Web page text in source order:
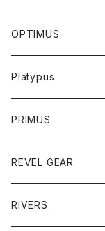
OPTIMUS
Platypus
PRIMUS
REVEL GEAR
RIVERS